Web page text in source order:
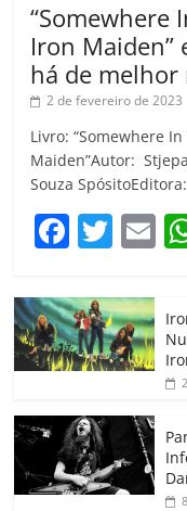
“Somewhere
Iron Maiden”
há de
2 de fevereiro de 2023
Livro: “Somewhere
Maiden”Autor:
Souza
F
c
e
b
o
o
k
T
itt
er
E